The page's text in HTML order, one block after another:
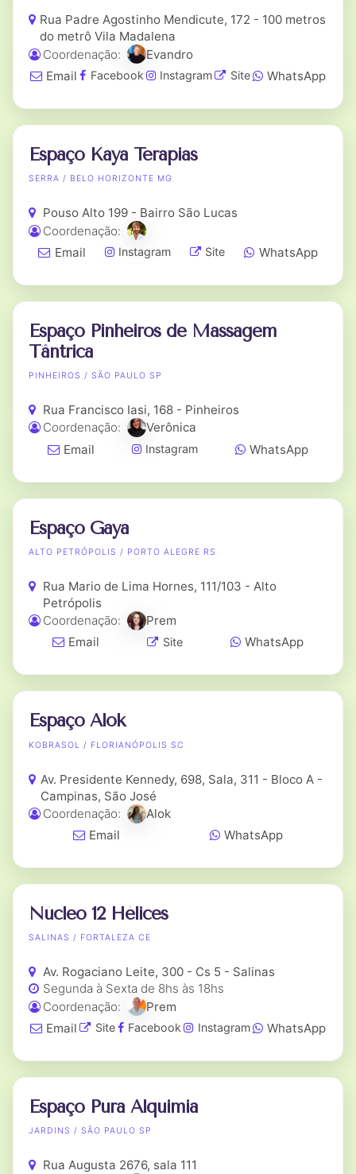
Rua Padre Agostinho Mendicute, 172 - 100 metros
do metrô Vila Madalena
Coordenação:
Evandro
Email
Facebook Instagram Site WhatsApp
Espaço Kaya Terapias
SERRA / BELO HORIZONTE MG
Pouso Alto 199 - Bairro São Lucas
Coordenação:
Email
Instagram Site WhatsApp
Espaço Pinheiros de Massagem
Tântrica
PINHEIROS / SÃO PAULO SP
Rua Francisco Iasi, 168 - Pinheiros
Coordenação:
Verônica
Email
Instagram WhatsApp
Espaço Gaya
ALTO PETRÓPOLIS / PORTO ALEGRE RS
Rua Mario de Lima Hornes, 111/103 - Alto
Petrópolis
Coordenação:
Prem
Email
Site WhatsApp
Espaço Alok
KOBRASOL / FLORIANÓPOLIS SC
Av. Presidente Kennedy, 698, Sala, 311 - Bloco A -
Campinas, São José
Coordenação:
Alok
Email
WhatsApp
Núcleo 12 Hélices
SALINAS / FORTALEZA CE
Av. Rogaciano Leite, 300 - Cs 5 - Salinas
Segunda à Sexta de 8hs às 18hs
Coordenação:
Prem
Email
Site Facebook Instagram WhatsApp
Espaço Pura Alquimia
JARDINS / SÃO PAULO SP
Rua Augusta 2676, sala 111